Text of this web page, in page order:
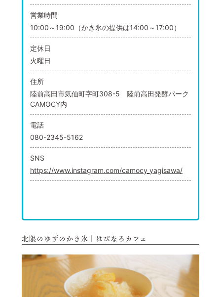
営業時間
10:00～19:00（かき氷の提供は14:00～17:00）
定休日
火曜日
住所
陸前高田市気仙町字町308-5 陸前高田発酵パーク
CAMOCY内
電話
080-2345-5162
SNS
https://www.instagram.com/camocy_yagisawa/
北限のゆずのかき氷｜はぴなろカフェ